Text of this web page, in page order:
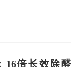
16倍长效除醛